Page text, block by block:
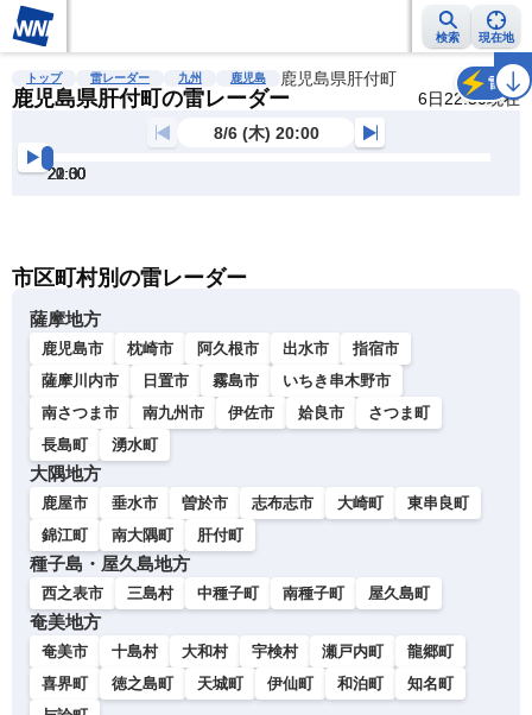
検索 現在地
雨雲レーダー 台風情報 地震情報 警報・注意報 2週間天気 ラ
トップ 雷レーダー 九州 鹿児島 鹿児島県肝付町
鹿児島県肝付町の雷レーダー 6日22:50現在
雷
8/6 (木) 20:00
20:00
20:30
21:00
21:30
22:00
22:30
市区町村別の雷レーダー
薩摩地方
鹿児島市 枕崎市 阿久根市 出水市
指宿市
薩摩川内市
日置市 霧島市
いちき串木野市
南さつま市
南九州市 伊佐市 姶良市
さつま町
長島町
湧水町
大隅地方
鹿屋市 垂水市 曽於市 志布志市 大崎町
東串良町
錦江町
南大隅町 肝付町
種子島・屋久島地方
西之表市 三島村 中種子町 南種子町 屋久島町
奄美地方
奄美市 十島村 大和村 宇検村 瀬戸内町
龍郷町
喜界町
徳之島町 天城町 伊仙町 和泊町
知名町